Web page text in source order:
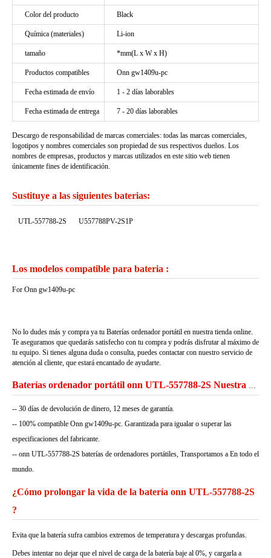
Color del producto Black
Química (materiales) Li-ion
tamaño *mm(L x W x H)
Productos compatibles Onn gw1409u-pc
Fecha estimada de envío 1 - 2 días laborables
Fecha estimada de entrega 7 - 20 días laborables
Descargo de responsabilidad de marcas comerciales: todas las marcas comerciales,
logotipos y nombres comerciales son propiedad de sus respectivos dueños. Los
nombres de empresas, productos y marcas utilizados en este sitio web tienen
únicamente fines de identificación.
Sustituye a las siguientes baterias:
UTL-557788-2S U557788PV-2S1P
Los modelos compatible para bateria :
For Onn gw1409u-pc
No lo dudes más y compra ya tu Baterías ordenador portátil en nuestra tienda online.
Te aseguramos que quedarás satisfecho con tu compra y podrás disfrutar al máximo de
tu equipo. Si tienes alguna duda o consulta, puedes contactar con nuestro servicio de
atención al cliente, que estará encantado de ayudarte.
Baterías ordenador portátil onn UTL-557788-2S Nuestra Garantía
-- 30 días de devolución de dinero, 12 meses de garantía.
-- 100% compatible Onn gw1409u-pc. Garantizada para igualar o superar las
especificaciones del fabricante.
-- onn UTL-557788-2S baterías de ordenadores portátiles, Transportamos a En todo el
mundo.
¿Cómo prolongar la vida de la batería onn UTL-557788-2S
?
Evita que la batería sufra cambios extremos de temperatura y descargas profundas.
Debes intentar no dejar que el nivel de carga de la batería baje al 0%, y cargarla a